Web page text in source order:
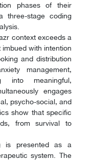
phases of their
three-stage coding
context exceeds a
with intention
and distribution
management,
into meaningful,
engages
psycho-social, and
show that specific
from survival to
is presented as a
system. The